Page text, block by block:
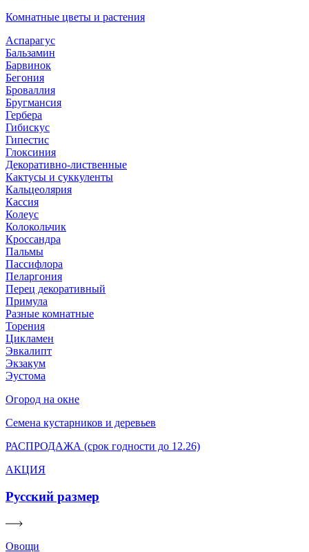
Комнатные цветы и растения
Аспарагус
Бальзамин
Барвинок
Бегония
Броваллия
Бругмансия
Гербера
Гибискус
Гипестис
Глоксиния
Декоративно-лиственные
Кактусы и суккуленты
Кальцеолярия
Кассия
Колеус
Колокольчик
Кроссандра
Пальмы
Пассифлора
Пеларгония
Перец декоративный
Примула
Разные комнатные
Торения
Цикламен
Эвкалипт
Экзакум
Эустома
Огород на окне
Семена кустарников и деревьев
РАСПРОДАЖА (срок годности до 12.26)
АКЦИЯ
Русский размер
Овощи